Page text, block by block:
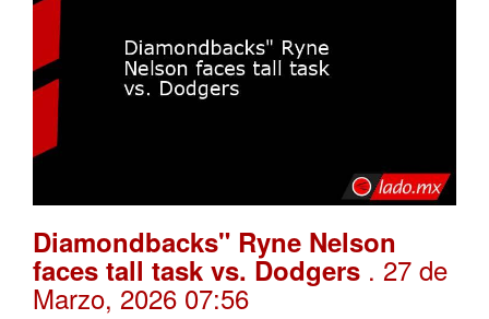
Diamondbacks" Ryne Nelson
faces tall task vs. Dodgers . 27 de
Marzo, 2026 07:56